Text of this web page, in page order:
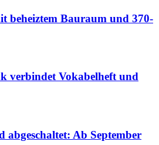
beheiztem Bauraum und 370-
verbindet Vokabelheft und
abgeschaltet: Ab September